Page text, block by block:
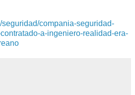
seguridad/compania-seguridad-
a-ingeniero-realidad-era-